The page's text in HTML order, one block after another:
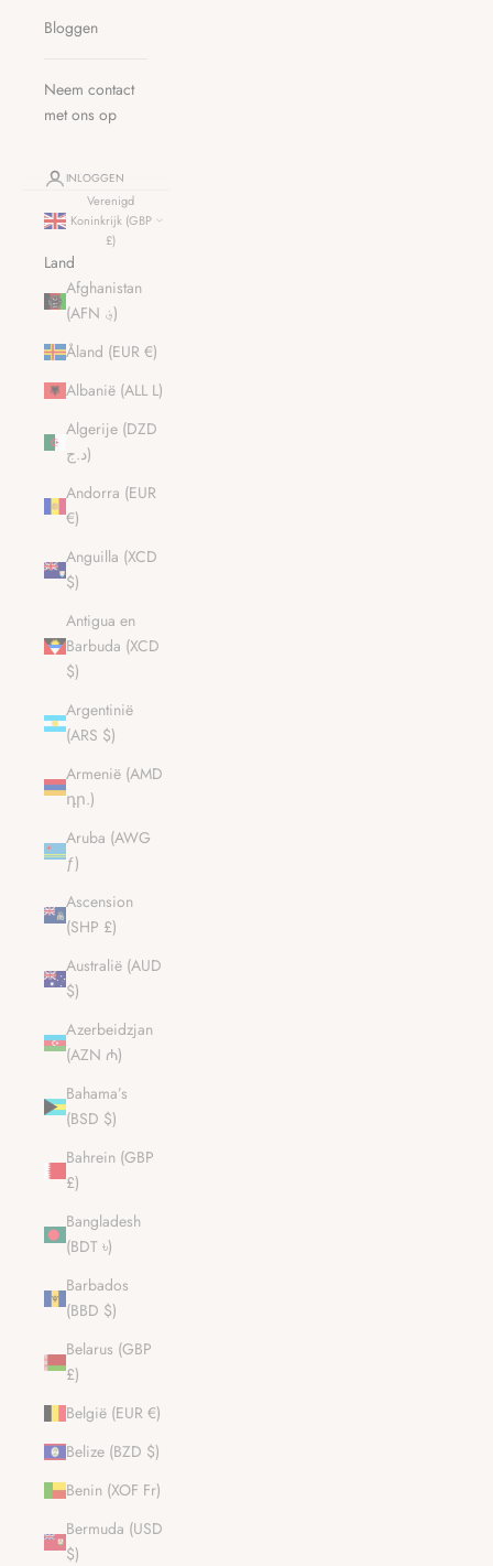
Bloggen
Neem contact
met ons op
INLOGGEN
Verenigd
Koninkrijk (GBP
£)
Land
Afghanistan
(AFN ؋)
Åland (EUR €)
Albanië (ALL L)
Algerije (DZD
د.ج)
Andorra (EUR
€)
Anguilla (XCD
$)
Antigua en
Barbuda (XCD
$)
Argentinië
(ARS $)
Armenië (AMD
դր.)
Aruba (AWG
ƒ)
Ascension
(SHP £)
Australië (AUD
$)
Azerbeidzjan
(AZN ₼)
Bahama’s
(BSD $)
Bahrein (GBP
£)
Bangladesh
(BDT ৳)
Barbados
(BBD $)
Belarus (GBP
£)
België (EUR €)
Belize (BZD $)
Benin (XOF Fr)
Bermuda (USD
$)